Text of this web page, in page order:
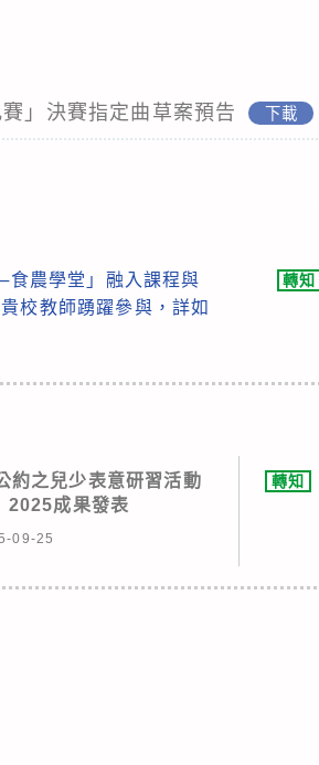
」決賽指定曲草案預告 下載
食農學堂」融入課程與
校教師踴躍參與，詳如
轉知
約之兒少表意研習活動
成果發表
09-25
轉知